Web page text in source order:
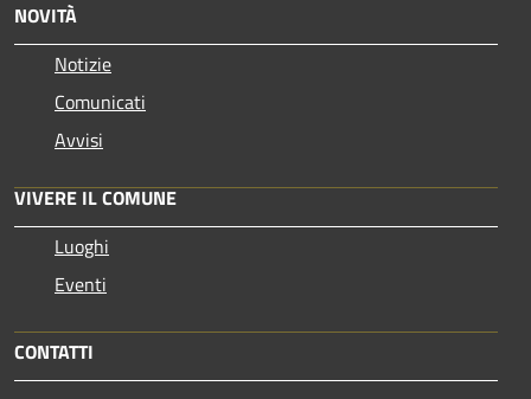
NOVITÀ
Notizie
Comunicati
Avvisi
VIVERE IL COMUNE
Luoghi
Eventi
CONTATTI